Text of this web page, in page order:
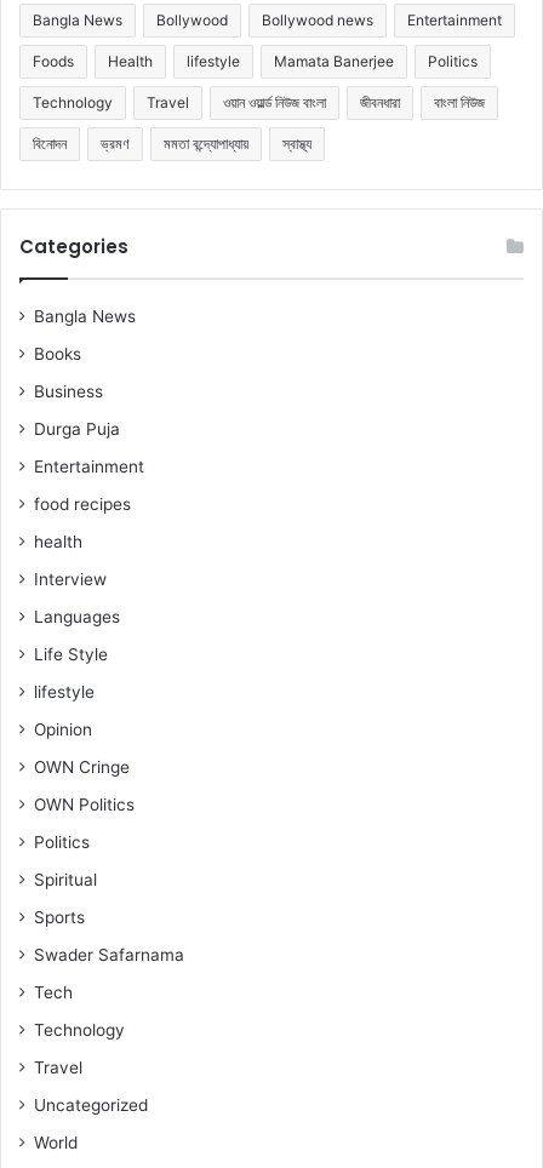
Bangla News Bollywood Bollywood news Entertainment
Foods Health lifestyle Mamata Banerjee Politics
Technology Travel ওয়ান ওয়ার্ল্ড নিউজ বাংলা জীবনধারা বাংলা নিউজ
বিনোদন ভ্রমণ মমতা বন্দ্যোপাধ্যায় স্বাস্থ্য
Categories
Bangla News
Books
Business
Durga Puja
Entertainment
food recipes
health
Interview
Languages
Life Style
lifestyle
Opinion
OWN Cringe
OWN Politics
Politics
Spiritual
Sports
Swader Safarnama
Tech
Technology
Travel
Uncategorized
World